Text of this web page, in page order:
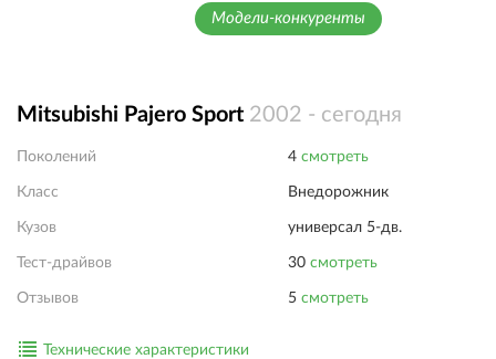
Модели-конкуренты
Mitsubishi Pajero Sport 2002 - сегодня
Поколений 4 смотреть
Класс Внедорожник
Кузов универсал 5-дв.
Тест-драйвов 30 смотреть
Отзывов 5 смотреть
Технические характеристики